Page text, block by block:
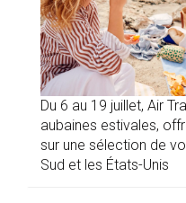
Du 6 au 19 juillet, Air
aubaines estivales,
sur une sélection de
Sud et les États-Unis